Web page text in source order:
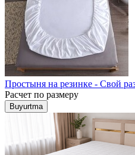
Простыня на резинке - Свой
Расчет по размеру
Buyurtma